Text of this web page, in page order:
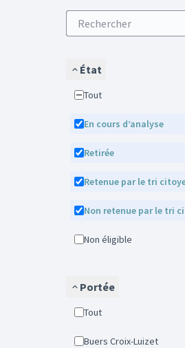
État
Tout
En cours d’analyse
Retirée
Retenue par le tri
Non retenue par le tri
Non éligible
Portée
Tout
Buers Croix-Luizet